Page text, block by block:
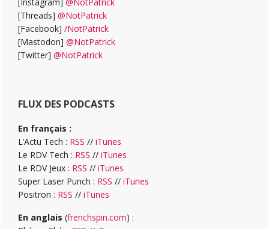
[Threads] @NotPatrick
[Facebook] /NotPatrick
[Mastodon] @NotPatrick
[Twitter] @NotPatrick
FLUX DES PODCASTS
En français :
L’Actu Tech : RSS // iTunes
Le RDV Tech : RSS // iTunes
Le RDV Jeux : RSS // iTunes
Super Laser Punch : RSS // iTunes
Positron : RSS // iTunes
En anglais (frenchspin.com) :